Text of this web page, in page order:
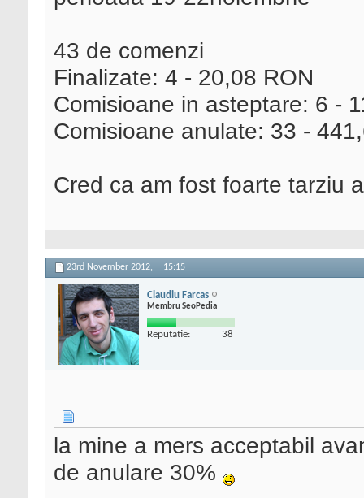
43 de comenzi
Finalizate: 4 - 20,08 RON
Comisioane in asteptare: 6 -
Comisioane anulate: 33 -
Cred ca am fost foarte tarziu
23rd November 2012, 15:15
Claudiu Farcas
Membru SeoPedia
Reputatie: 38
la mine a mers acceptabil
de anulare 30%